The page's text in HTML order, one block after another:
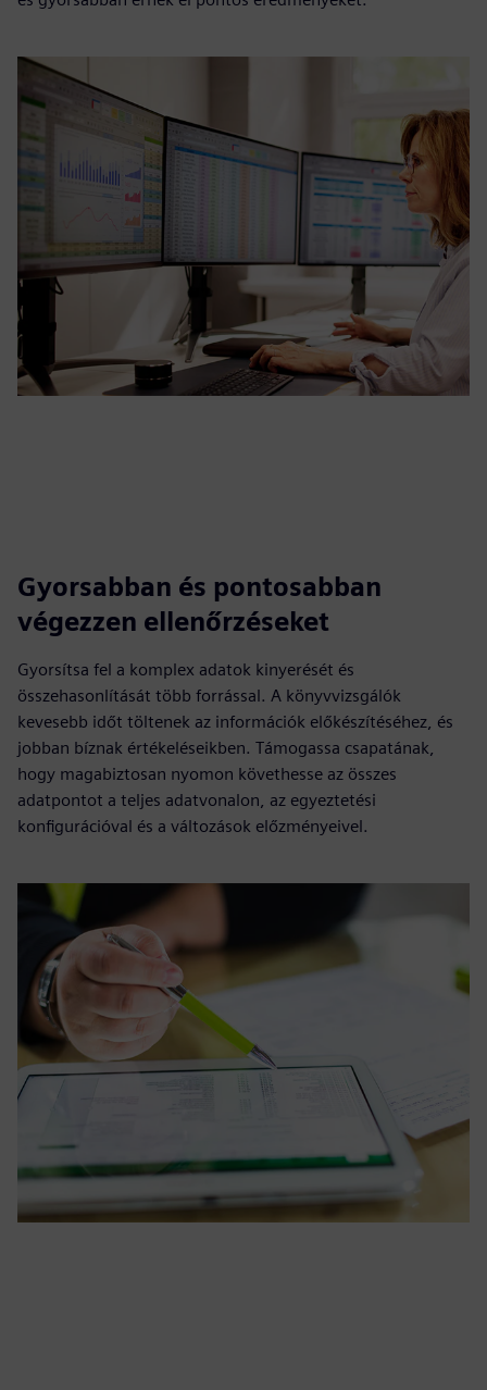
Gyorsabban és pontosabban
végezzen ellenőrzéseket
Gyorsítsa fel a komplex adatok kinyerését és
összehasonlítását több forrással. A könyvvizsgálók
kevesebb időt töltenek az információk előkészítéséhez, és
jobban bíznak értékeléseikben. Támogassa csapatának,
hogy magabiztosan nyomon követhesse az összes
adatpontot a teljes adatvonalon, az egyeztetési
konfigurációval és a változások előzményeivel.